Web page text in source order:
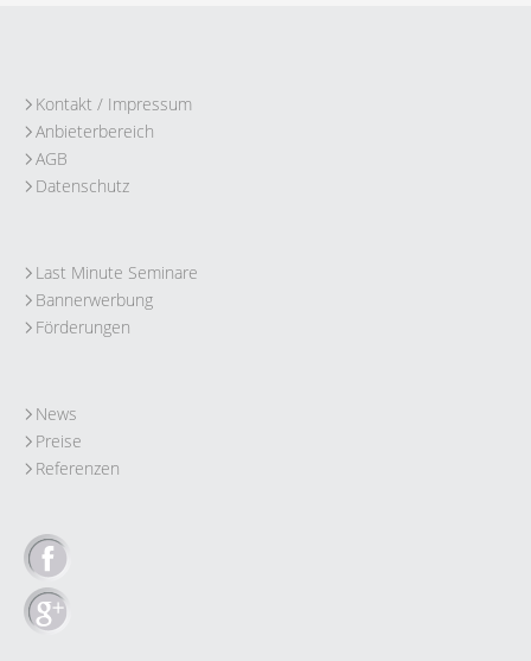
Kontakt / Impressum
Anbieterbereich
AGB
Datenschutz
Last Minute Seminare
Bannerwerbung
Förderungen
News
Preise
Referenzen